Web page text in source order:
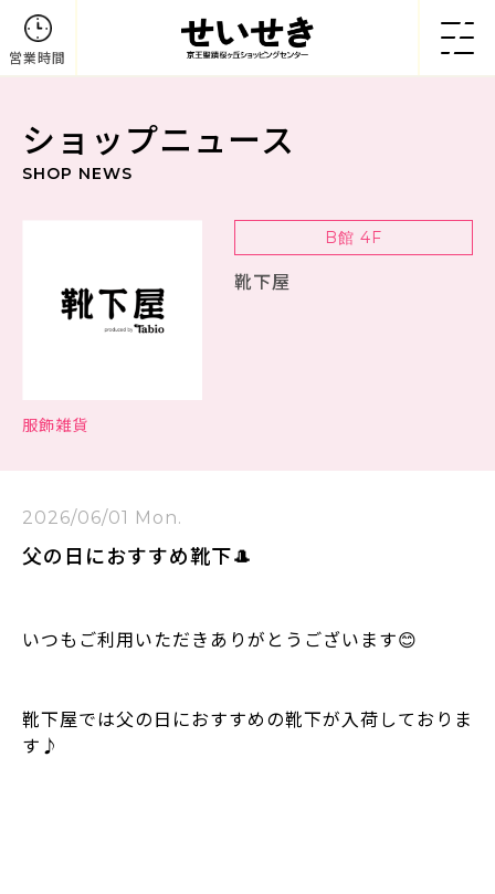
営業時間
ショップニュース
SHOP NEWS
B館 4F
靴下屋
服飾雑貨
2026/06/01 Mon.
父の日におすすめ靴下🎩
いつもご利用いただきありがとうございます😊
靴下屋では父の日におすすめの靴下が入荷しておりま
す♪